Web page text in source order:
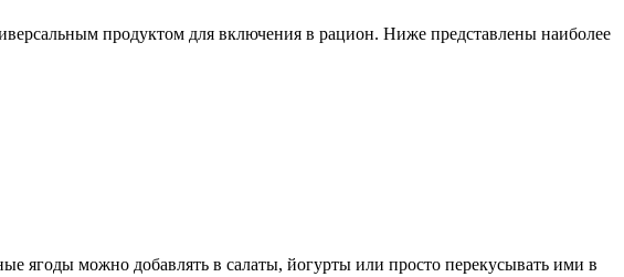
продуктом для включения в рацион. Ниже представлены наиболее
ягоды можно добавлять в салаты, йогурты или просто перекусывать ими в